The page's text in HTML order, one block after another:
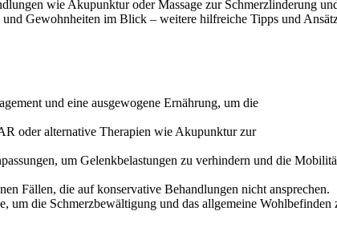
wie Akupunktur oder Massage zur Schmerzlinderung
Gewohnheiten im Blick – weitere hilfreiche Tipps und
und eine ausgewogene Ernährung, um die
oder alternative Therapien wie Akupunktur zur
um Gelenkbelastungen zu verhindern und die
Fällen, die auf konservative Behandlungen nicht ansprechen.
um die Schmerzbewältigung und das allgemeine Wohlbefinden